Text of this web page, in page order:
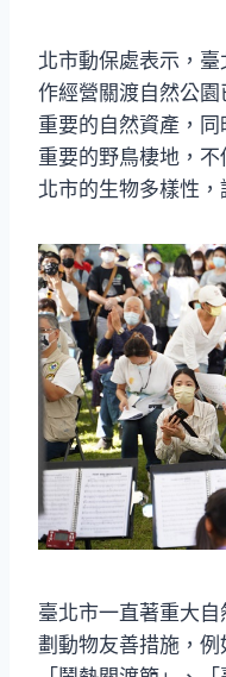
北市動保處表示，
作經營關渡自然公
重要的自然資產，
重要的野鳥棲地，
北市的生物多樣性，
臺北市一直著重大
劃動物友善措施，